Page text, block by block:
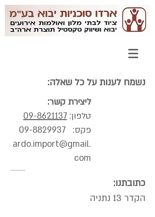
:נשמח לענות על כל שאלה
:ליצירת קשר
09-8621137 :טלפון
09-8829937
:פקס
ardo.import@gmail.
com
:כתובתנו
הקדר 13 נתניה